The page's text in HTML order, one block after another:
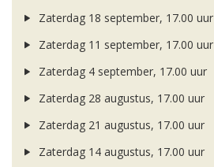
Zaterdag 18 september, 17.00 uur
Zaterdag 11 september, 17.00 uur
Zaterdag 4 september, 17.00 uur
Zaterdag 28 augustus, 17.00 uur
Zaterdag 21 augustus, 17.00 uur
Zaterdag 14 augustus, 17.00 uur